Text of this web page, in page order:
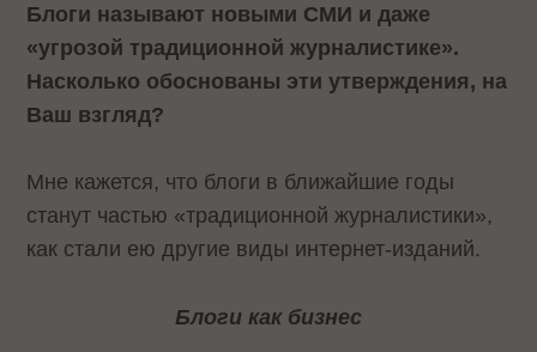
Блоги называют новыми СМИ и даже
«угрозой традиционной журналистике».
Насколько обоснованы эти утверждения, на
Ваш взгляд?
Мне кажется, что блоги в ближайшие годы
станут частью «традиционной журналистики»,
как стали ею другие виды интернет-изданий.
Блоги как бизнес